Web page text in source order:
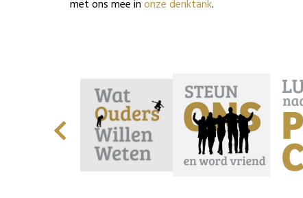
met ons mee inonze denktank.